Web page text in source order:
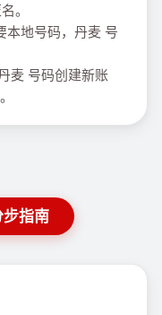
。
本地号码，丹麦 号
麦 号码创建新账
指南